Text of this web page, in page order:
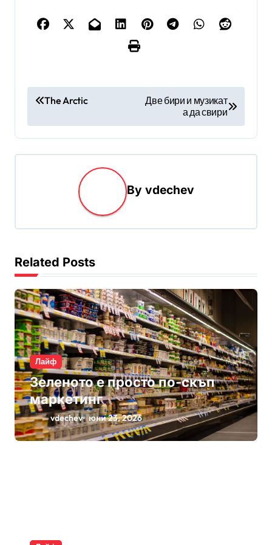
Н
в
и
я
The Arctic
Две бири и музикат
а да свири
By vdechev
Related Posts
Лайф
Зеленото е просто по-скъп
маркетинг
vdechev юни 23, 2026